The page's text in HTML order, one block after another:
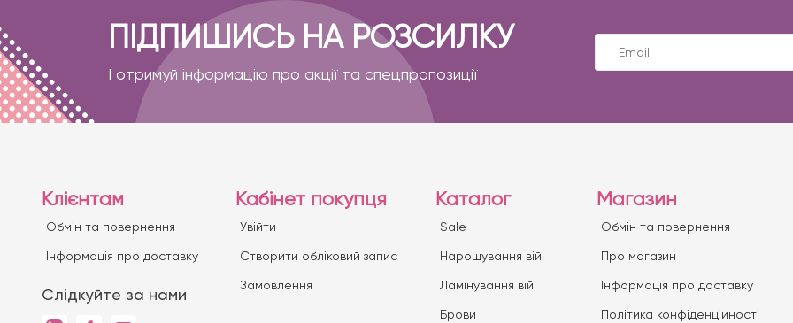
ПІДПИШИСЬ НА РОЗСИЛКУ
І отримуй інформацію про акції та спецпропозиції
Клієнтам
Обмін та повернення
Iнформація про доставку
Слідкуйте за нами
Кабінет покупця
Увійти
Створити обліковий запис
Замовлення
Каталог
Sale
Нарощування вій
Ламінування вій
Брови
Магазин
Обмін та повернення
Про магазин
Iнформація про доставку
Політика конфіденційності